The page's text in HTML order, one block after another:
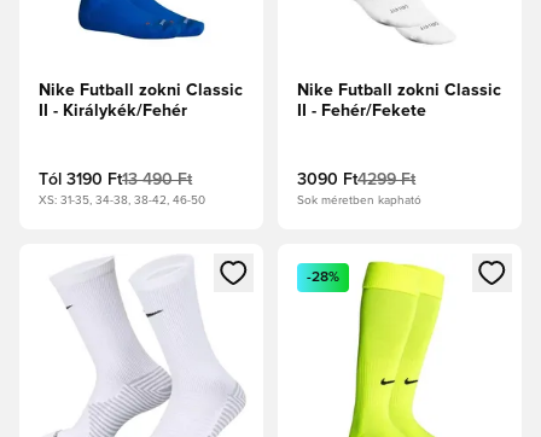
Nike Futball zokni Classic
II - Királykék/Fehér
Tól 3190 Ft13 490 Ft
XS: 31-35, 34-38, 38-42, 46-50
Nike Futball zokni Classic
II - Fehér/Fekete
3090 Ft4299 Ft
Sok méretben kapható
Megnyit egy modált a bejelentkezéshez vagy a tagként
Megnyit egy modált a
-28%